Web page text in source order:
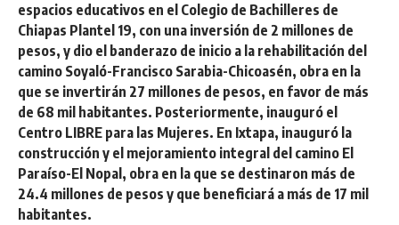
espacios educativos en el Colegio de Bachilleres de
Chiapas Plantel 19, con una inversión de 2 millones de
pesos, y dio el banderazo de inicio a la rehabilitación del
camino Soyaló-Francisco Sarabia-Chicoasén, obra en la
que se invertirán 27 millones de pesos, en favor de más
de 68 mil habitantes. Posteriormente, inauguró el
Centro LIBRE para las Mujeres. En Ixtapa, inauguró la
construcción y el mejoramiento integral del camino El
Paraíso-El Nopal, obra en la que se destinaron más de
24.4 millones de pesos y que beneficiará a más de 17 mil
habitantes.